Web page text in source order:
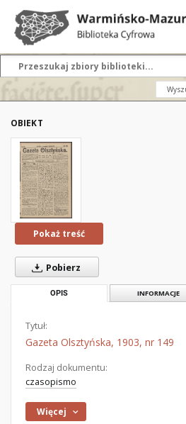
OBIEKT
Pokaż treść
Pobierz
OPIS INFORMACJE
Tytuł:
Gazeta Olsztyńska, 1903, nr 149
Rodzaj dokumentu:
czasopismo
Więcej